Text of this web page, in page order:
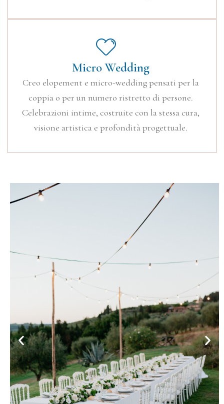
Micro Wedding
Creo elopement e micro-wedding pensati per la
coppia o per un numero ristretto di persone.
Celebrazioni intime, costruite con la stessa cura,
visione artistica e profondità progettuale.